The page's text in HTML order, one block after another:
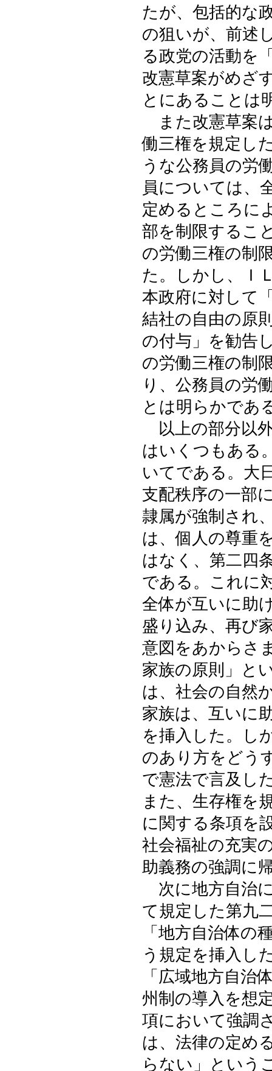
たが、包括的な
の狙いが、前述
る政党の活動を
改憲草案がめざ
とにあることは
また改憲草案
働三権を規定し
うな公務員の労
員については、
定めるところに
部を制限するこ
の労働三権の制
た。しかし、Ｉ
本政府に対して
結社の自由の原
の付与」を勧告
の労働三権の制
り、公務員の労
とは明らかであ
以上の部分以
はいくつもある
いてである。大
支配秩序の一部
隷属が強制され
は、個人の尊重
はなく、第二四
である。これに
全体が互いに助
盛り込み、再び
意図をあからさ
家族の原則」と
は、社会の自然
家族は、互いに
を挿入した。し
のあり方をどう
で憲法で言及し
また、生存権を
に関する条項を
社会福祉の充実
助義務の強調に
次に地方自治
て規定した第九
「地方自治体の
う規定を挿入し
「広域地方自治
州制の導入を想
項において強調
は、法律の定め
らない」という